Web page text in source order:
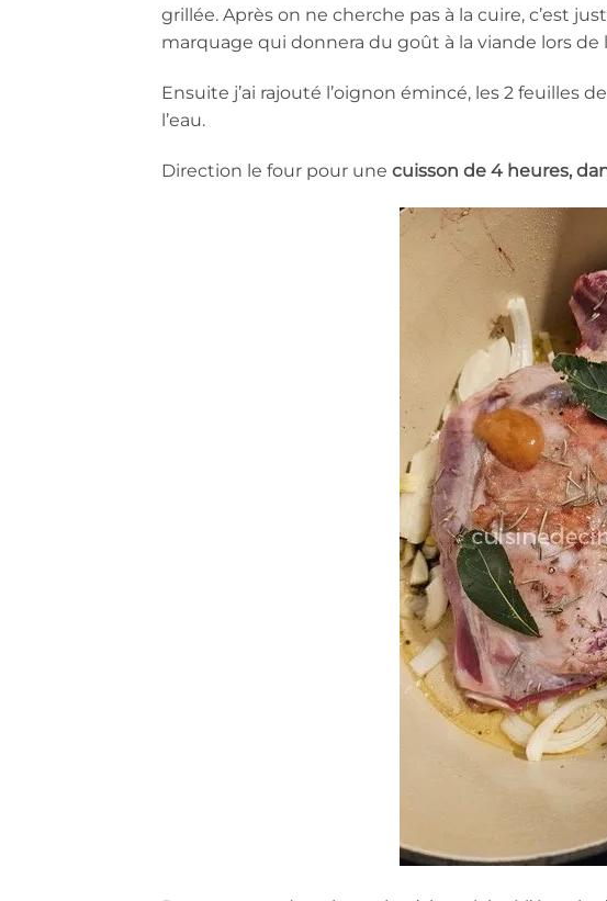
grillée. Après on ne cherche pas à la cuire, c’est
marquage qui donnera du goût à la viande lors de
Ensuite j’ai rajouté l’oignon émincé, les 2 feuilles
l’eau.
Direction le four pour une cuisson de 4 heures,